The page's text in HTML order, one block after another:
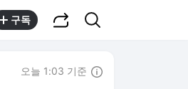
구독
오늘 1:03 기준